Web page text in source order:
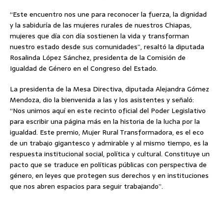
“Este encuentro nos une para reconocer la fuerza, la dignidad
y la sabiduría de las mujeres rurales de nuestros Chiapas,
mujeres que día con día sostienen la vida y transforman
nuestro estado desde sus comunidades”, resaltó la diputada
Rosalinda López Sánchez, presidenta de la Comisión de
Igualdad de Género en el Congreso del Estado.
La presidenta de la Mesa Directiva, diputada Alejandra Gómez
Mendoza, dio la bienvenida a las y los asistentes y señaló:
“Nos unimos aquí en este recinto oficial del Poder Legislativo
para escribir una página más en la historia de la lucha por la
igualdad. Este premio, Mujer Rural Transformadora, es el eco
de un trabajo gigantesco y admirable y al mismo tiempo, es la
respuesta institucional social, política y cultural. Constituye un
pacto que se traduce en políticas públicas con perspectiva de
género, en leyes que protegen sus derechos y en instituciones
que nos abren espacios para seguir trabajando”.